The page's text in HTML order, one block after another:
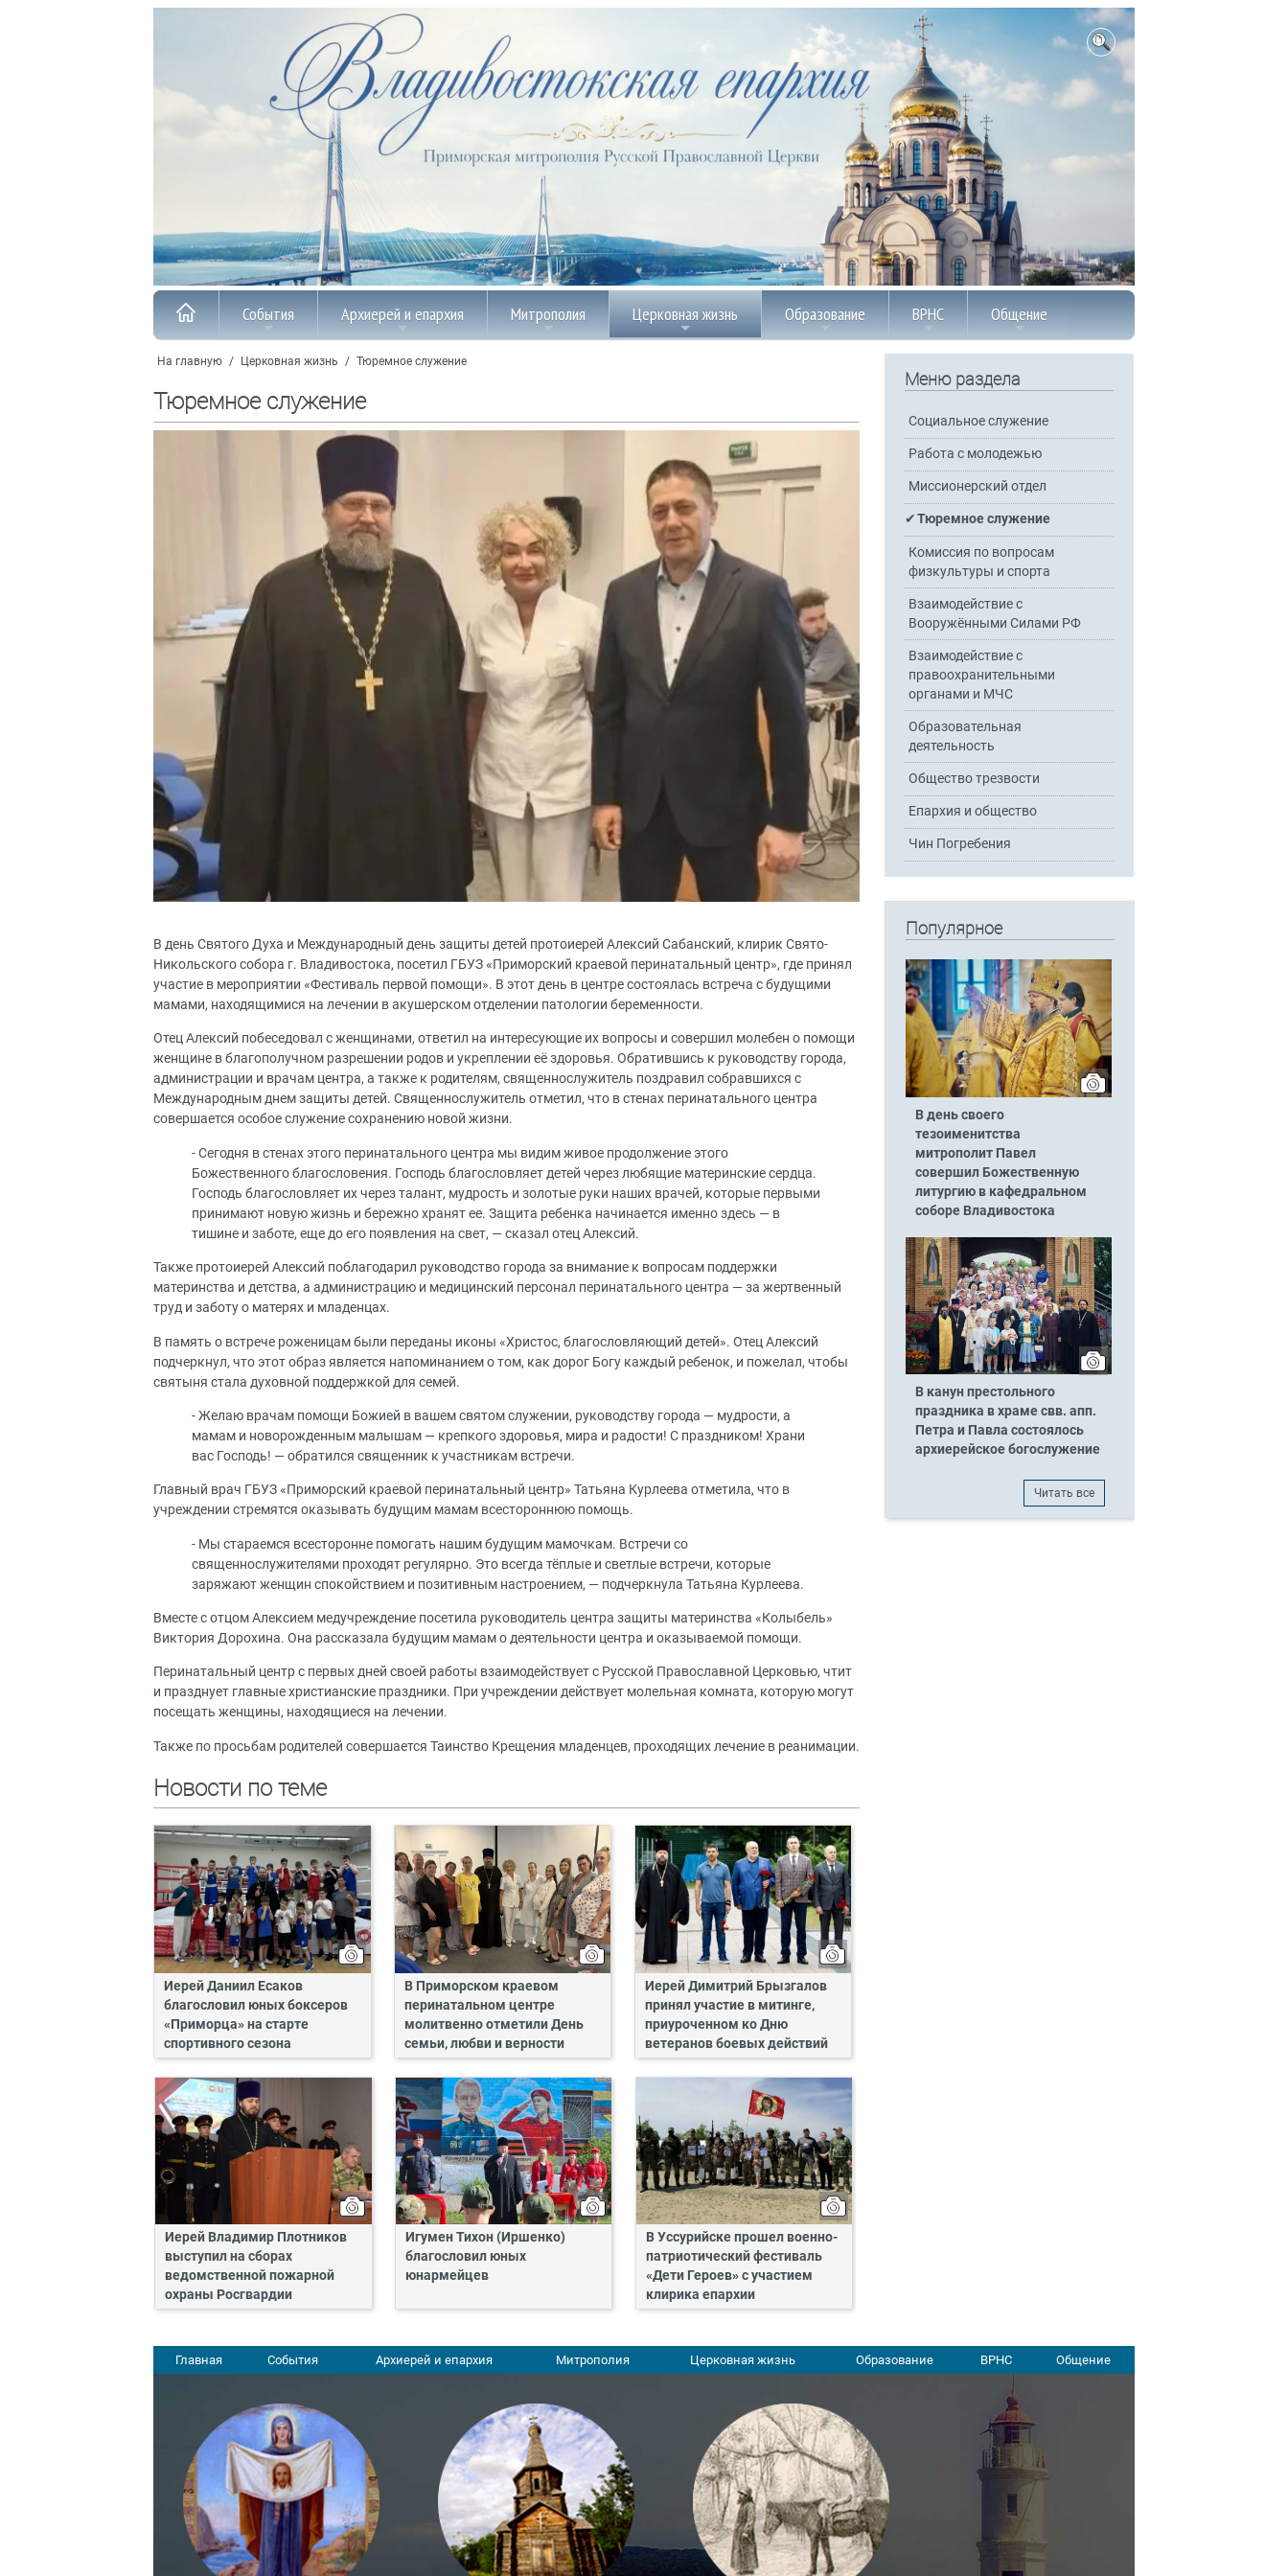
События Архиерей и епархия Митрополия Церковная жизнь Образование ВРНС Общение
На главную / Церковная жизнь / Тюремное служение
Тюремное служение
В день Святого Духа и Международный день защиты детей протоиерей Алексий Сабанский, клирик Свято-
Никольского собора г. Владивостока, посетил ГБУЗ «Приморский краевой перинатальный центр», где принял
участие в мероприятии «Фестиваль первой помощи». В этот день в центре состоялась встреча с будущими
мамами, находящимися на лечении в акушерском отделении патологии беременности.
Отец Алексий побеседовал с женщинами, ответил на интересующие их вопросы и совершил молебен о помощи
женщине в благополучном разрешении родов и укреплении её здоровья. Обратившись к руководству города,
администрации и врачам центра, а также к родителям, священнослужитель поздравил собравшихся с
Международным днем защиты детей. Священнослужитель отметил, что в стенах перинатального центра
совершается особое служение сохранению новой жизни.
- Сегодня в стенах этого перинатального центра мы видим живое продолжение этого
Божественного благословения. Господь благословляет детей через любящие материнские сердца.
Господь благословляет их через талант, мудрость и золотые руки наших врачей, которые первыми
принимают новую жизнь и бережно хранят ее. Защита ребенка начинается именно здесь — в
тишине и заботе, еще до его появления на свет, — сказал отец Алексий.
Также протоиерей Алексий поблагодарил руководство города за внимание к вопросам поддержки
материнства и детства, а администрацию и медицинский персонал перинатального центра — за жертвенный
труд и заботу о матерях и младенцах.
В память о встрече роженицам были переданы иконы «Христос, благословляющий детей». Отец Алексий
подчеркнул, что этот образ является напоминанием о том, как дорог Богу каждый ребенок, и пожелал, чтобы
святыня стала духовной поддержкой для семей.
- Желаю врачам помощи Божией в вашем святом служении, руководству города — мудрости, а
мамам и новорожденным малышам — крепкого здоровья, мира и радости! С праздником! Храни
вас Господь! — обратился священник к участникам встречи.
Главный врач ГБУЗ «Приморский краевой перинатальный центр» Татьяна Курлеева отметила, что в
учреждении стремятся оказывать будущим мамам всестороннюю помощь.
- Мы стараемся всесторонне помогать нашим будущим мамочкам. Встречи со
священнослужителями проходят регулярно. Это всегда тёплые и светлые встречи, которые
заряжают женщин спокойствием и позитивным настроением, — подчеркнула Татьяна Курлеева.
Вместе с отцом Алексием медучреждение посетила руководитель центра защиты материнства «Колыбель»
Виктория Дорохина. Она рассказала будущим мамам о деятельности центра и оказываемой помощи.
Перинатальный центр с первых дней своей работы взаимодействует с Русской Православной Церковью, чтит
и празднует главные христианские праздники. При учреждении действует молельная комната, которую могут
посещать женщины, находящиеся на лечении.
Также по просьбам родителей совершается Таинство Крещения младенцев, проходящих лечение в реанимации.
Новости по теме
Иерей Даниил Есаков
благословил юных боксеров
«Приморца» на старте
спортивного сезона
В Приморском краевом
перинатальном центре
молитвенно отметили День
семьи, любви и верности
Иерей Димитрий Брызгалов
принял участие в митинге,
приуроченном ко Дню
ветеранов боевых действий
Иерей Владимир Плотников
выступил на сборах
ведомственной пожарной
охраны Росгвардии
Игумен Тихон (Иршенко)
благословил юных
юнармейцев
В Уссурийске прошел военно-
патриотический фестиваль
«Дети Героев» с участием
клирика епархии
Меню раздела
Социальное служение
Работа с молодежью
Миссионерский отдел
Тюремное служение
Комиссия по вопросам
физкультуры и спорта
Взаимодействие с
Вооружёнными Силами РФ
Взаимодействие с
правоохранительными
органами и МЧС
Образовательная
деятельность
Общество трезвости
Епархия и общество
Чин Погребения
Популярное
В день своего
тезоименитства
митрополит Павел
совершил Божественную
литургию в кафедральном
соборе Владивостока
В канун престольного
праздника в храме свв. апп.
Петра и Павла состоялось
архиерейское богослужение
Читать все
Главная События Архиерей и епархия Митрополия Церковная жизнь Образование ВРНС Общение